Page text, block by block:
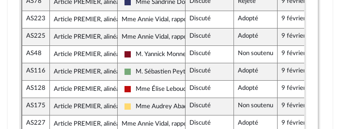
Article PREMIER, alinéa 12
Rassemblement National
Mme Sandrine Dogor-Such
AS223 Article PREMIER, alinéa 12Mme Annie Vidal, rapporteure
Discuté Adopté 9 février 2026
AS225 Article PREMIER, alinéa 13Mme Annie Vidal, rapporteure
Discuté Adopté 9 février 2026
AS48 Article PREMIER, alinéa 13
Gauche Démocrate et Républicaine
M. Yannick Monnet Discuté Non soutenu 9 février 2026
AS116 Article PREMIER, alinéa 13
Écologiste et Social
M. Sébastien PeytavieDiscuté Adopté 9 février 2026
AS128 Article PREMIER, alinéa 13
La France insoumise - Nouveau Front Populaire
Mme Élise LeboucherDiscuté Adopté 9 février 2026
AS175 Article PREMIER, alinéa 13
Libertés, Indépendants, Outre-mer et Territoires
Mme Audrey Abadie-Amiel
Discuté Non soutenu 9 février 2026
AS227 Article PREMIER, alinéa 13Mme Annie Vidal, rapporteure
Discuté Adopté 9 février 2026